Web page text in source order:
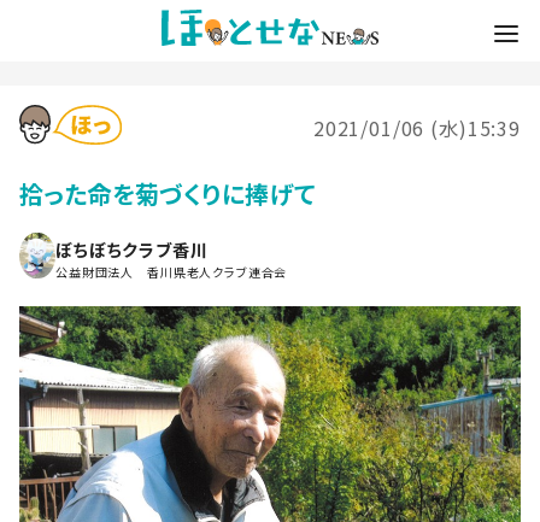
2021/01/06 (水)15:39
拾った命を菊づくりに捧げて
ぼちぼちクラブ香川
公益財団法人 香川県老人クラブ連合会